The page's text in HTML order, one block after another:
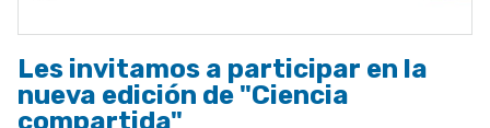
Les invitamos a participar en la
nueva edición de "Ciencia
compartida"